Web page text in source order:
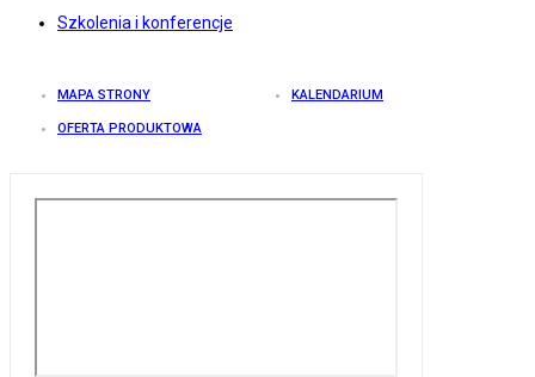
Szkolenia i konferencje
MAPA STRONY KALENDARIUM
OFERTA PRODUKTOWA